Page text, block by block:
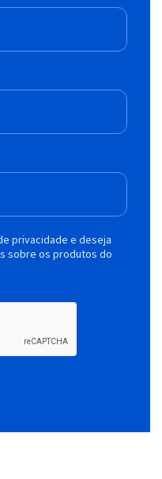
privacidade e deseja
sobre os produtos do